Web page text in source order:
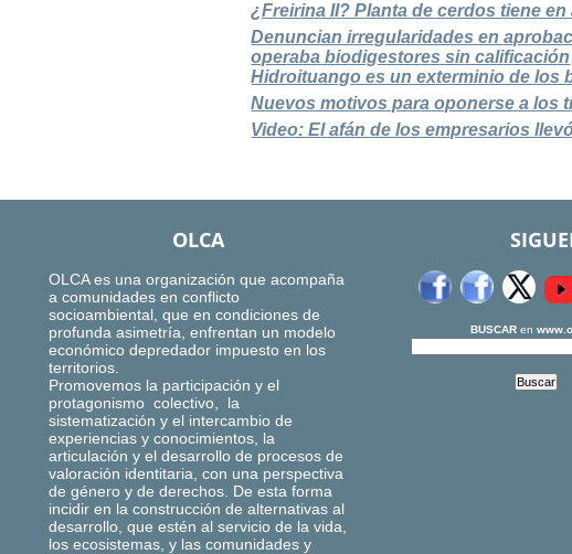
¿Freirina II? Planta de cerdos tiene en
Denuncian irregularidades en
operaba biodigestores sin calificación
Hidroituango es un exterminio de los
Nuevos motivos para oponerse a los
Video: El afán de los empresarios
OLCA
OLCA es una organización que acompaña
a comunidades en conflicto
socioambiental, que en condiciones de
profunda asimetría, enfrentan un modelo
económico depredador impuesto en los
territorios.
Promovemos la participación y el
protagonismo colectivo, la
sistematización y el intercambio de
experiencias y conocimientos, la
articulación y el desarrollo de procesos de
valoración identitaria, con una perspectiva
de género y de derechos. De esta forma
incidir en la construcción de alternativas al
desarrollo, que estén al servicio de la vida,
los ecosistemas, y las comunidades y
BUSCARen